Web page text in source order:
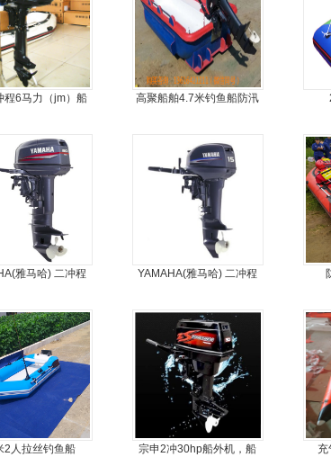
程6马力（jm）船
高聚船舶4.7米钓鱼船防汛
力艇
雅马哈) 二冲程
YAMAHA(雅马哈) 二冲程
2人拉丝钓鱼船
宗申2冲30hp船外机，船